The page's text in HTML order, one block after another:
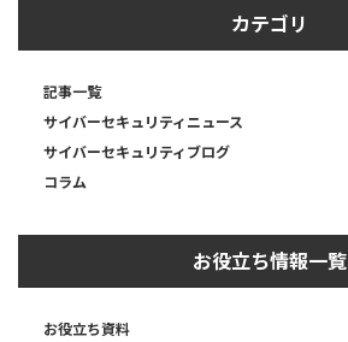
カテゴリ
記事一覧
サイバーセキュリティニュース
サイバーセキュリティブログ
コラム
お役立ち情報一覧
お役立ち資料